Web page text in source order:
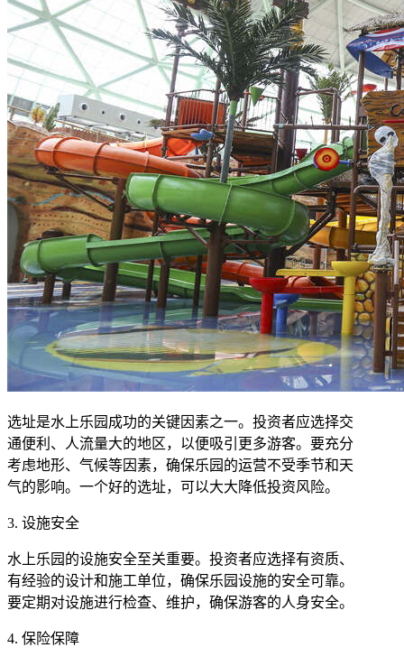
选址是水上乐园成功的关键因素之一。投资者应选择交
通便利、人流量大的地区，以便吸引更多游客。要充分
考虑地形、气候等因素，确保乐园的运营不受季节和天
气的影响。一个好的选址，可以大大降低投资风险。
3. 设施安全
水上乐园的设施安全至关重要。投资者应选择有资质、
有经验的设计和施工单位，确保乐园设施的安全可靠。
要定期对设施进行检查、维护，确保游客的人身安全。
4. 保险保障